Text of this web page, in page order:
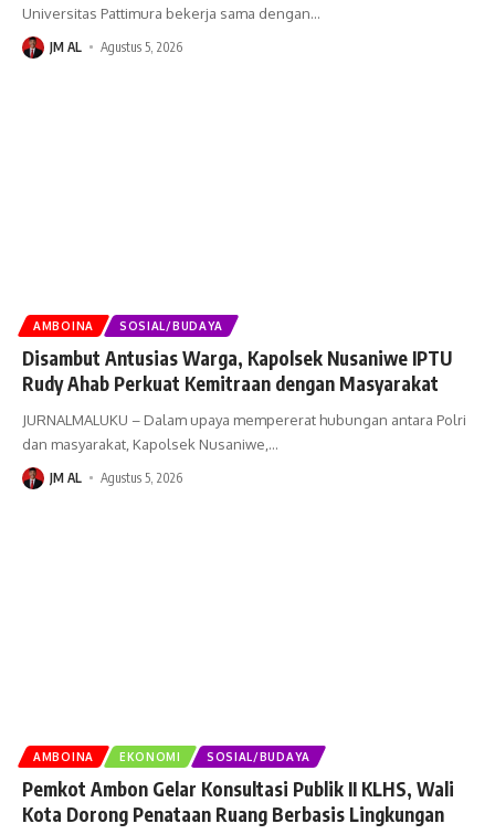
Universitas Pattimura bekerja sama dengan…
JM AL Agustus 5, 2026
AMBOINA SOSIAL/BUDAYA
Disambut Antusias Warga, Kapolsek Nusaniwe IPTU
Rudy Ahab Perkuat Kemitraan dengan Masyarakat
JURNALMALUKU – Dalam upaya mempererat hubungan antara Polri
dan masyarakat, Kapolsek Nusaniwe, …
JM AL Agustus 5, 2026
AMBOINA EKONOMI SOSIAL/BUDAYA
Pemkot Ambon Gelar Konsultasi Publik II KLHS, Wali
Kota Dorong Penataan Ruang Berbasis Lingkungan